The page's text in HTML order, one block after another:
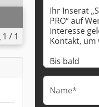
1 / 1
Name*